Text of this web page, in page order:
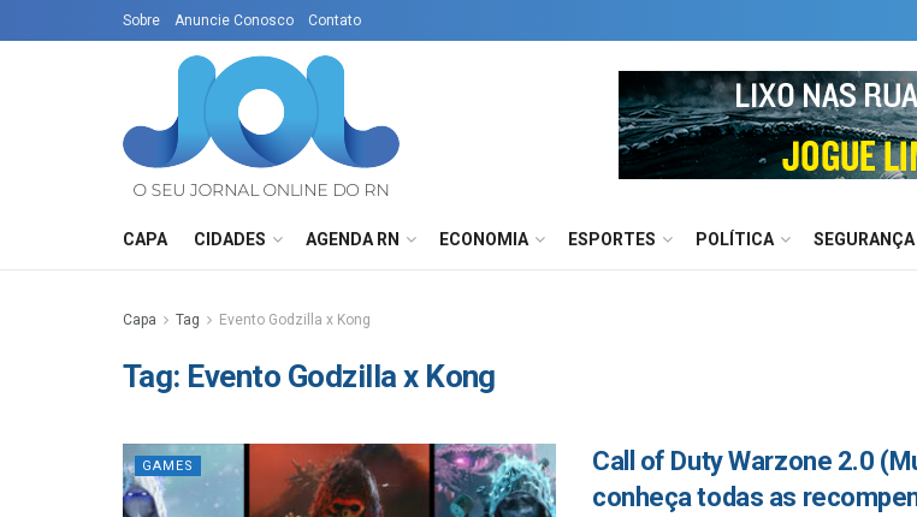
Sobre Anuncie Conosco Contato
CAPA CIDADES AGENDA RN ECONOMIA ESPORTES POLÍTICA SEGURANÇA
Capa Tag Evento Godzilla x Kong
Tag: Evento Godzilla x Kong
GAMES
Call of Duty Warzone 2.0
conheça todas as